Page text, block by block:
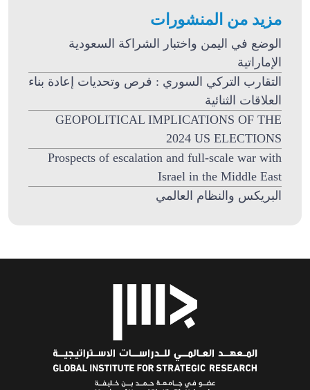
مزيد من المنشورات
الوضع في اليمن واختبار الشراكة السعودية
الإماراتية
التقارب التركي السوري : فرص وتحديات إعادة بناء
العلاقات الثنائية
GEOPOLITICAL IMPLICATIONS OF THE
2024 US ELECTIONS
Prospects of escalation and full-scale war with
Israel in the Middle East
البريكس والنظام العالمي